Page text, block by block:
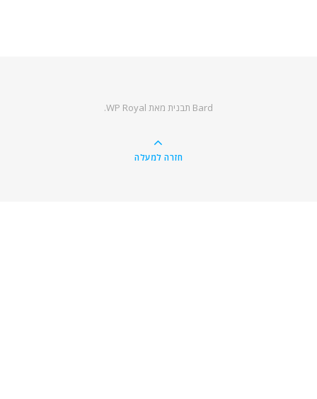
Bard תבנית מאת WP Royal
.
חזרה למעלה